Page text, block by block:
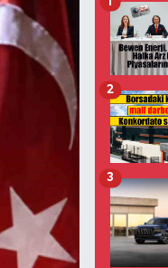
2
3